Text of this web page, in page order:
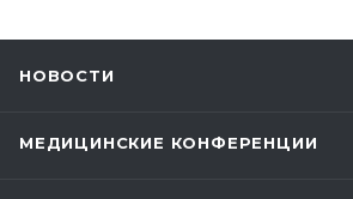
НОВОСТИ
МЕДИЦИНСКИЕ КОНФЕРЕНЦИИ